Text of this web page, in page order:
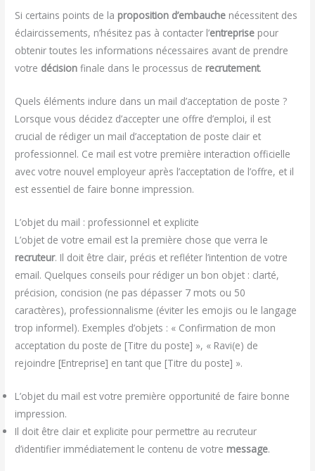
Si certains points de la proposition d’embauche nécessitent des
éclaircissements, n’hésitez pas à contacter l’entreprise pour
obtenir toutes les informations nécessaires avant de prendre
votre décision finale dans le processus de recrutement.
Quels éléments inclure dans un mail d’acceptation de poste ?
Lorsque vous décidez d’accepter une offre d’emploi, il est
crucial de rédiger un mail d’acceptation de poste clair et
professionnel. Ce mail est votre première interaction officielle
avec votre nouvel employeur après l’acceptation de l’offre, et il
est essentiel de faire bonne impression.
L’objet du mail : professionnel et explicite
L’objet de votre email est la première chose que verra le
recruteur. Il doit être clair, précis et refléter l’intention de votre
email. Quelques conseils pour rédiger un bon objet : clarté,
précision, concision (ne pas dépasser 7 mots ou 50
caractères), professionnalisme (éviter les emojis ou le langage
trop informel). Exemples d’objets : « Confirmation de mon
acceptation du poste de [Titre du poste] », « Ravi(e) de
rejoindre [Entreprise] en tant que [Titre du poste] ».
L’objet du mail est votre première opportunité de faire bonne
impression.
Il doit être clair et explicite pour permettre au recruteur
d’identifier immédiatement le contenu de votre message.